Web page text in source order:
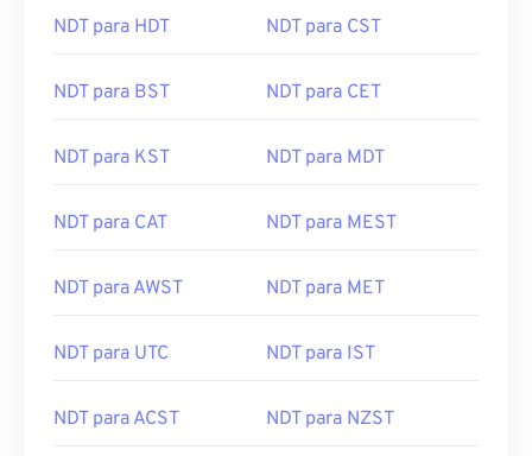
NDT para HDT NDT para CST
NDT para BST NDT para CET
NDT para KST NDT para MDT
NDT para CAT NDT para MEST
NDT para AWST NDT para MET
NDT para UTC NDT para IST
NDT para ACST NDT para NZST